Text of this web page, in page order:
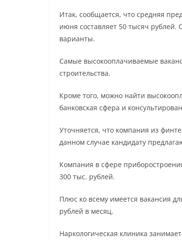
Итак, сообщается, что средняя
июня составляет 50 тысяч рублей.
варианты.
Самые высокооплачиваемые
строительства.
Кроме того, можно найти
банковская сфера и
Уточняется, что компания из
данном случае кандидату
Компания в сфере
300 тыс. рублей.
Плюс ко всему имеется вакансия
рублей в месяц.
Наркологическая клиника